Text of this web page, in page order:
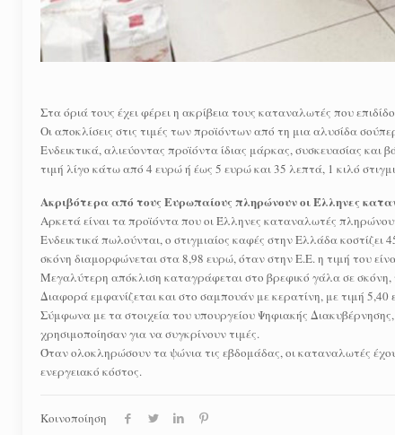
Στα όριά τους έχει φέρει η ακρίβεια τους καταναλωτές που
Οι αποκλίσεις στις τιμές των προϊόντων από τη μια αλυσίδα
Ενδεικτικά, αλιεύοντας προϊόντα ίδιας μάρκας, συσκευασίας και
τιμή λίγο κάτω από 4 ευρώ ή έως 5 ευρώ και 35 λεπτά, 1 κιλό
Ακριβότερα από τους Ευρωπαίους πληρώνουν οι Έλληνες
Αρκετά είναι τα προϊόντα που οι Έλληνες καταναλωτές
Ενδεικτικά πωλούνται, ο στιγμιαίος καφές στην Ελλάδα
σκόνη διαμορφώνεται στα 8,98 ευρώ, όταν στην Ε.Ε. η τιμή του
Μεγαλύτερη απόκλιση καταγράφεται στο βρεφικό γάλα σε
Διαφορά εμφανίζεται και στο σαμπουάν με κερατίνη, με τιμή
Σύμφωνα με τα στοιχεία του υπουργείου Ψηφιακής
χρησιμοποίησαν για να συγκρίνουν τιμές.
Όταν ολοκληρώσουν τα ψώνια τις εβδομάδας, οι καταναλωτές
ενεργειακό κόστος.
Κοινοποίηση